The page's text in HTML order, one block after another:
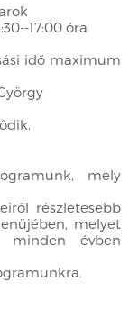
17:00 óra
idő maximum
mely
részletesebb
melyet
minden évben